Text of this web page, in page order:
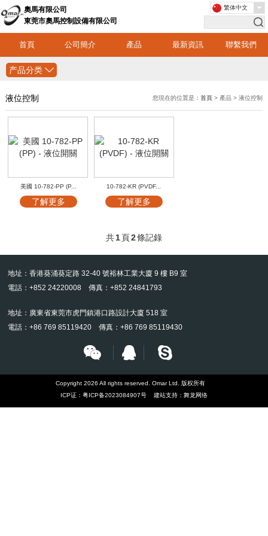
奧馬有限公司
東莞市奧馬控制設備有限公司
首頁 公司簡介 產品 最新資訊 聯繫我們
繁体中文
产品分类
液位控制 您現在的位置是：首頁 > 產品 > 液位控制
美國 10-782-PP (P...
了解更多
10-782-KR (PVDF...
了解更多
共1頁2條記錄
地址：香港葵涌葵定路 32-40 號裕林工業大廈 9 樓 B9 室
電話：+852 24220008 傳真：+852 24841793
地址：廣東省東莞市虎門鎮港口路設計大廈 518 室
電話：+86 769 85119420 傳真：+86 769 85119430
Copyright 2026 All rights reserved. Omar Ltd. 版权所有
ICP证： 粤ICP备2023084907号 建站支持： 舞龙网络